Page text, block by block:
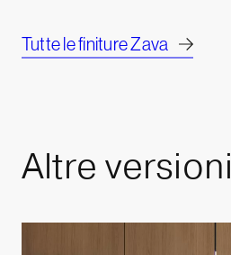
Tutte le finiture Zava
Altre versioni